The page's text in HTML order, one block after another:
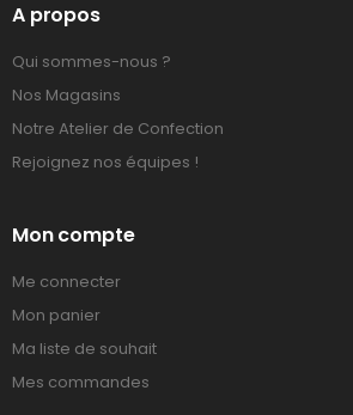
A propos
Qui sommes-nous ?
Nos Magasins
Notre Atelier de Confection
Rejoignez nos équipes !
Mon compte
Me connecter
Mon panier
Ma liste de souhait
Mes commandes